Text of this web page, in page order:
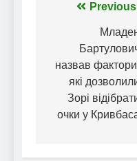
Навігація
записів
назвав
які
Зорі
очки у